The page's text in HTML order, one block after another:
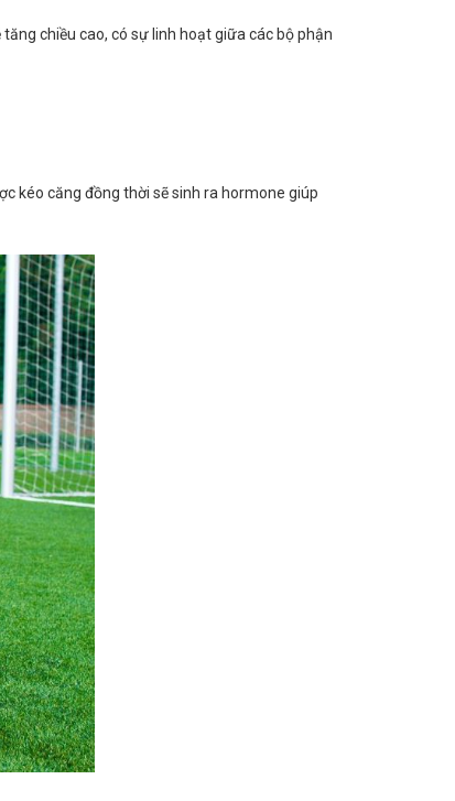
chiều cao, có sự linh hoạt giữa các bộ phận
kéo căng đồng thời sẽ sinh ra hormone giúp